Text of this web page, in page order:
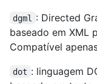
dgml
: Directed
baseado em XML
Compatível
dot : linguagem